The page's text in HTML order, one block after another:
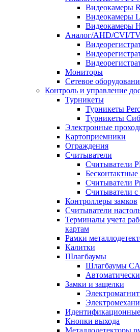
Видеокамеры
Видеокамеры
Видеокамеры
Аналог/AHD/CVI/
Мониторы
Сетевое
Контроль и управление
Турникеты
Турникеты
Турникеты
Электронные
Картоприемники
Ограждения
Считыватели
Считыватели
Считыватели
Считыватели с
Контроллеры замков
Считыватели
Терминалы учета
картам
Рамки
Калитки
Шлагбаумы
Шлагбаумы
Замки и защелки
Кнопки выхода
Металлодетекторы